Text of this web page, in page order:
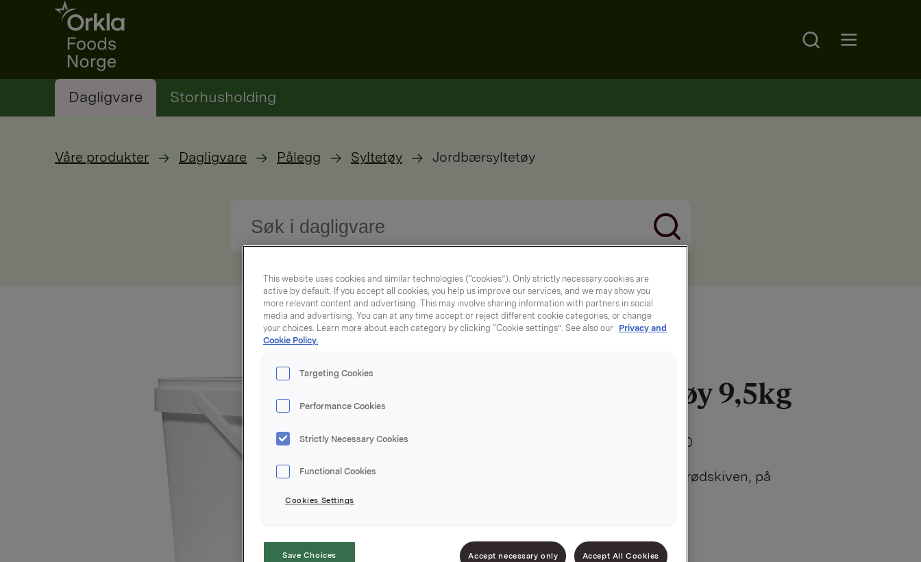
Go to frontpage
Search
Dagligvare Storhusholding
Våre produkter Dagligvare Pålegg Syltetøy Jordbærsyltetøy
Jordbærsyltetøy 9,5kg
Varenummer: 00000000000000
Syltetøy klar til bruk, både på brødskiven, på
This website uses cookies and similar technologies (“cookies”). Only strictly necessary cookies are
active by default. If you accept all cookies, you help us improve our services, and we may show you
more relevant content and advertising. This may involve sharing information with partners in social
media and advertising. You can at any time accept or reject different cookie categories, or change
your choices. Learn more about each category by clicking “Cookie settings”. See also our Privacy and
Cookie Policy.
Targeting Cookies
Performance Cookies
Strictly Necessary Cookies
Functional Cookies
Cookies Settings
Save Choices Accept necessary only Accept All Cookies